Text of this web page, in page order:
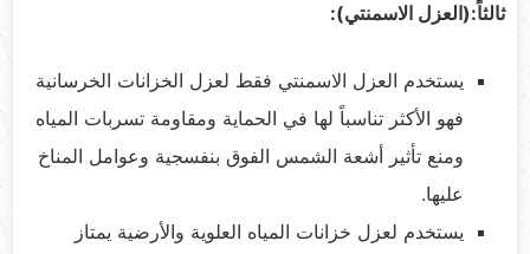
ثالثاً:(العزل الاسمنتي):
يستخدم العزل الاسمنتي فقط لعزل الخزانات الخرسانية
فهو الأكثر تناسباً لها في الحماية ومقاومة تسربات المياه
ومنع تأثير أشعة الشمس الفوق بنفسجية وعوامل المناخ
عليها.
يستخدم لعزل خزانات المياه العلوية والأرضية يمتاز